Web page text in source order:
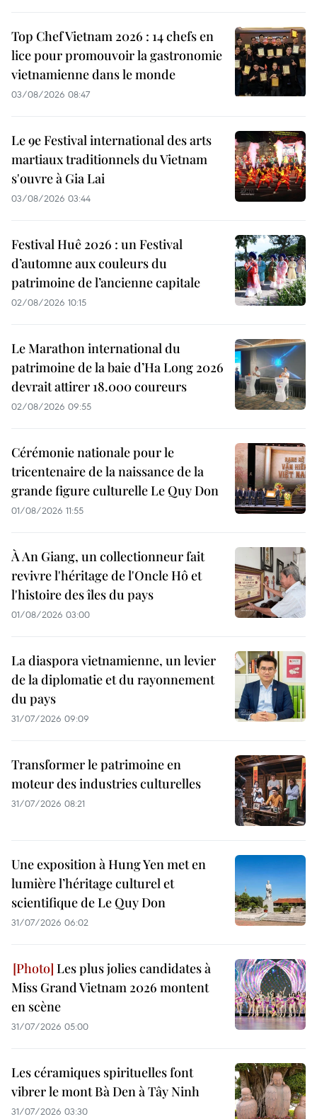
Top Chef Vietnam 2026 : 14 chefs en
lice pour promouvoir la gastronomie
vietnamienne dans le monde
03/08/2026 08:47
Le 9e Festival international des arts
martiaux traditionnels du Vietnam
s'ouvre à Gia Lai
03/08/2026 03:44
Festival Huê 2026 : un Festival
d’automne aux couleurs du
patrimoine de l’ancienne capitale
02/08/2026 10:15
Le Marathon international du
patrimoine de la baie d’Ha Long 2026
devrait attirer 18.000 coureurs
02/08/2026 09:55
Cérémonie nationale pour le
tricentenaire de la naissance de la
grande figure culturelle Le Quy Don
01/08/2026 11:55
À An Giang, un collectionneur fait
revivre l'héritage de l'Oncle Hô et
l'histoire des îles du pays
01/08/2026 03:00
La diaspora vietnamienne, un levier
de la diplomatie et du rayonnement
du pays
31/07/2026 09:09
Transformer le patrimoine en
moteur des industries culturelles
31/07/2026 08:21
Une exposition à Hung Yen met en
lumière l’héritage culturel et
scientifique de Le Quy Don
31/07/2026 06:02
Les plus jolies candidates à
Miss Grand Vietnam 2026 montent
en scène
31/07/2026 05:00
Les céramiques spirituelles font
vibrer le mont Bà Den à Tây Ninh
31/07/2026 03:30